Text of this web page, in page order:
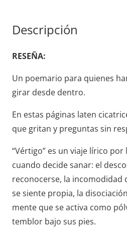
Descripción
RESEÑA:
Un poemario para quienes
girar desde dentro.
En estas páginas laten
que gritan y preguntas sin
“Vértigo” es un viaje lírico por
cuando decide sanar: el
reconocerse, la incomodidad
se siente propia, la
mente que se activa como
temblor bajo sus pies.